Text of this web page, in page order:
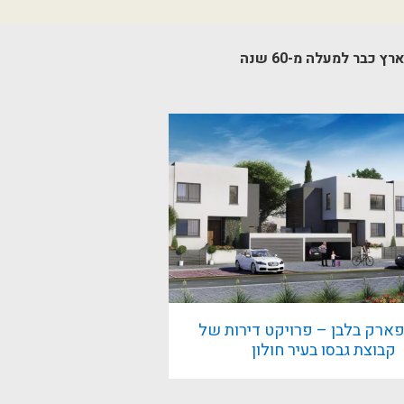
למעלה מ-60 שנה
בלבן – פרויקט דירות של
קבוצת גבסו בעיר חולון